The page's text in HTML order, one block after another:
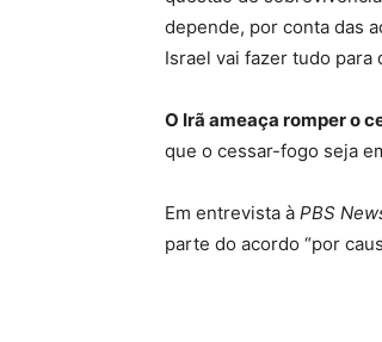
depende, por conta das
Israel vai fazer tudo para
O Irã ameaça romper o
que o cessar-fogo seja
Em entrevista à PBS
parte do acordo “por